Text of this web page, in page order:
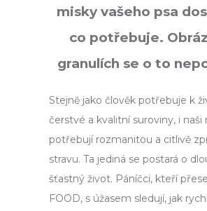
misky vašeho psa
co potřebuje.
granulích se o to
Stejně jako člověk potřebuje k
čerstvé a kvalitní suroviny, i naši
potřebují rozmanitou a citlivě
stravu. Ta jediná se postará o
šťastný život. Páníčci, kteří
FOOD, s úžasem sledují, jak